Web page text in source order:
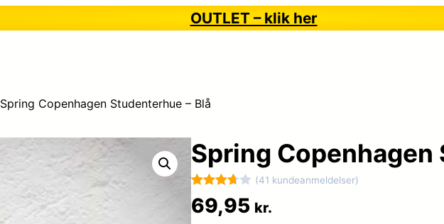
OUTLET – klik her
Spring Copenhagen Studenterhue – Blå
Spring Copenhagen
Bedømt
som
41
(41 kundeanmeldelser)
69,95 kr.